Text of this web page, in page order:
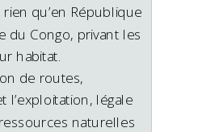
qu’en République
du Congo, privant les
habitat.
de routes,
l’exploitation, légale
naturelles